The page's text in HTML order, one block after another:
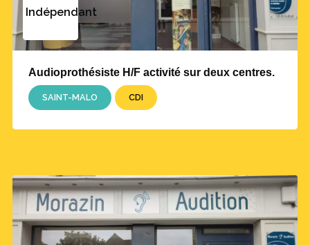
Indépendant
Audioprothésiste H/F activité sur deux centres.
SAINT-MALO CDI